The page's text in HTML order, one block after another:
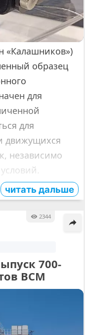
«Калашников»)
образец
для
для
движущихся
независимо
читать дальше
2344
700-
ВСМ⁠⁠